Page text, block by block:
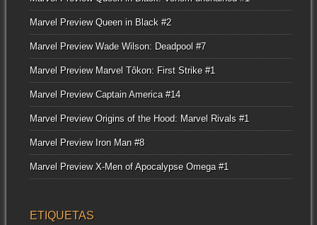
Marvel Preview Queen in Black #2
Marvel Preview Wade Wilson: Deadpool #7
Marvel Preview Marvel Tôkon: First Strike #1
Marvel Preview Captain America #14
Marvel Preview Origins of the Hood: Marvel Rivals #1
Marvel Preview Iron Man #8
Marvel Preview X-Men of Apocalypse Omega #1
ETIQUETAS